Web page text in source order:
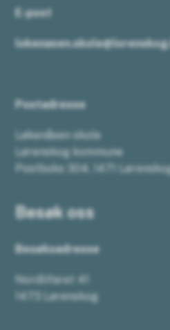
E-post
Postadresse
Løkenåsen skole
Lørenskog kommune
Postboks 304, 1471
Besøk oss
Besøksadresse
Nordlifaret 41
1473 Lørenskog